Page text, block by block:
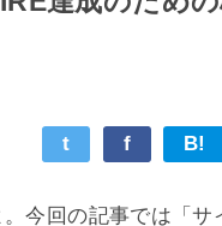
t f B!
今回の記事では「サ